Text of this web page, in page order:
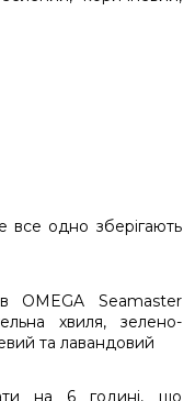
все одно зберігають
на 6 годині, що